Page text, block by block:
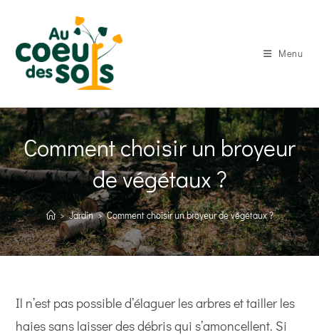
content
Menu
Comment choisir un broyeur
de végétaux ?
> Jardin > Comment choisir un broyeur de végétaux ?
Il n’est pas possible d’élaguer les arbres et tailler les
haies sans laisser des débris qui s’amoncellent. Si